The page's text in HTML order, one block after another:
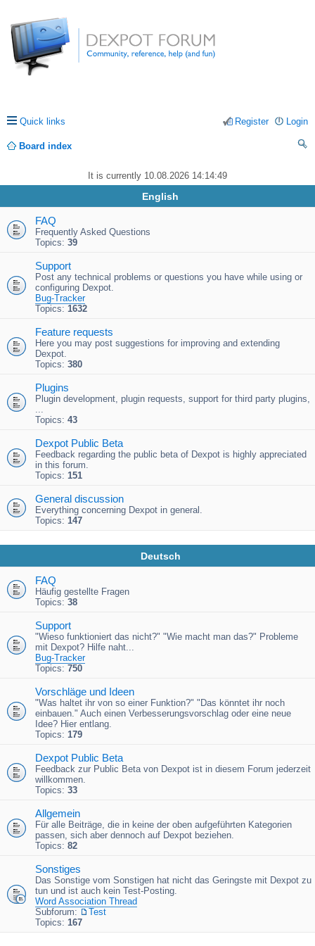
Quick links Login
Register
Board index
rc
h
It is currently 10.08.2026 14:14:49
English
FAQ
Frequently Asked Questions
Topics: 39
Support
Post any technical problems or questions you have while using or
configuring Dexpot.
Bug-Tracker
Topics: 1632
Feature requests
Here you may post suggestions for improving and extending
Dexpot.
Topics: 380
Plugins
Plugin development, plugin requests, support for third party plugins,
...
Topics: 43
Dexpot Public Beta
Feedback regarding the public beta of Dexpot is highly appreciated
in this forum.
Topics: 151
General discussion
Everything concerning Dexpot in general.
Topics: 147
Deutsch
FAQ
Häufig gestellte Fragen
Topics: 38
Support
"Wieso funktioniert das nicht?" "Wie macht man das?" Probleme
mit Dexpot? Hilfe naht...
Bug-Tracker
Topics: 750
Vorschläge und Ideen
"Was haltet ihr von so einer Funktion?" "Das könntet ihr noch
einbauen." Auch einen Verbesserungsvorschlag oder eine neue
Idee? Hier entlang.
Topics: 179
Dexpot Public Beta
Feedback zur Public Beta von Dexpot ist in diesem Forum jederzeit
willkommen.
Topics: 33
Allgemein
Für alle Beiträge, die in keine der oben aufgeführten Kategorien
passen, sich aber dennoch auf Dexpot beziehen.
Topics: 82
Sonstiges
Das Sonstige vom Sonstigen hat nicht das Geringste mit Dexpot zu
tun und ist auch kein Test-Posting.
Word Association Thread
Subforum:
Test
Topics: 167